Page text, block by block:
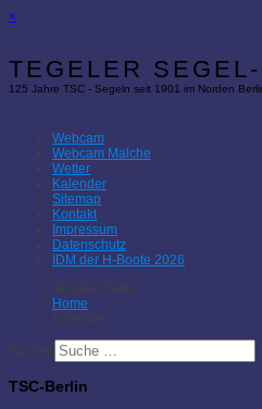
×
TEGELER
125 Jahre TSC - Segeln seit 1901 im Norden
Webcam
Webcam Malche
Wetter
Kalender
Sitemap
Kontakt
Impressum
Datenschutz
IDM der H-Boote 2026
Aktuelle Seite:
Home
Kalender
Suchen
TSC-Berlin